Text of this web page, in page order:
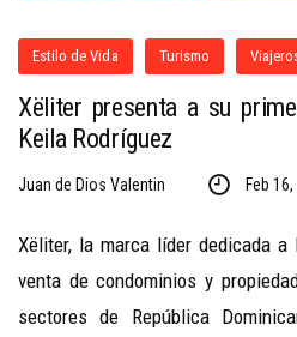
Estilo de Vida Turismo
Xëliter presenta a su
Keila Rodríguez
Juan de Dios Valentin Feb 16,
Xëliter, la marca líder dedicada
venta de condominios y
sectores de República